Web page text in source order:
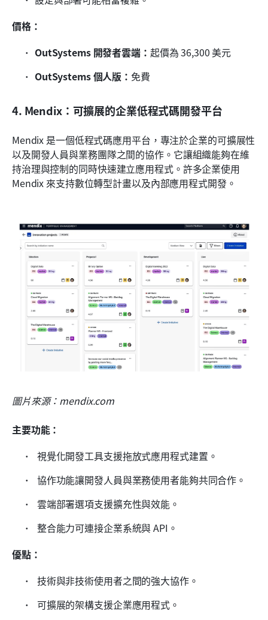
價格：
OutSystems 開發者雲端： 起價為 36,300 美元
OutSystems 個人版： 免費
4. Mendix：可擴展的企業低程式碼開發平台
Mendix 是一個低程式碼應用平台，專注於企業的可擴展性
以及開發人員與業務團隊之間的協作。它讓組織能夠在維
持治理與控制的同時快速建立應用程式。許多企業使用
Mendix 來支持數位轉型計畫以及內部應用程式開發。
圖片來源：mendix.com
主要功能：
視覺化開發工具支援拖放式應用程式建置。
協作功能讓開發人員與業務使用者能夠共同合作。
雲端部署選項支援擴充性與效能。
整合能力可連接企業系統與 API。
優點：
技術與非技術使用者之間的強大協作。
可擴展的架構支援企業應用程式。